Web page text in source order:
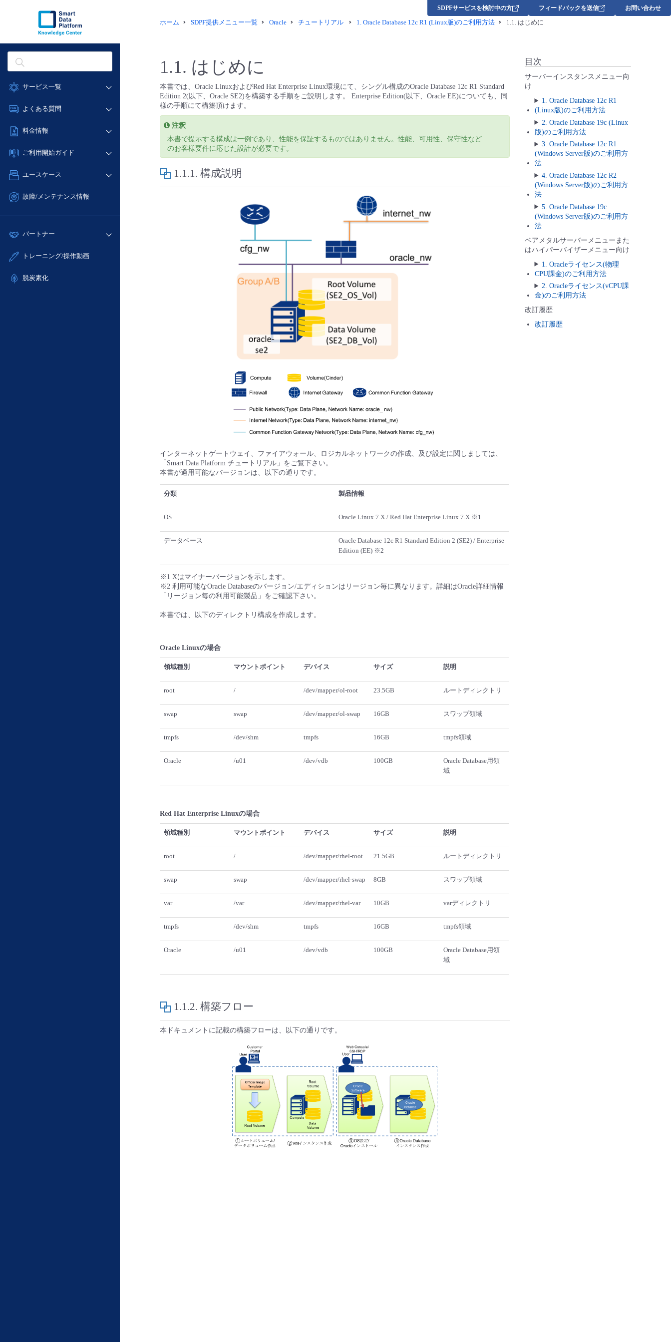
サービス一覧
データ利活用
ネットワーク
IoT
サポート
管理機能
よくある質問
データ利活用
ネットワーク
IoT
サポート
管理機能
すべてのメニューを見る
料金情報
料金シミュレーター
クラウド/サーバー
ネットワーク
サポート
すべてのメニューを見る
ご利用開始ガイド
■ 管理機能
- 初期設定・確認
- ユーザー機能の管理
- APIリファレンス
ユースケース
- バックアップ
- IoT
- ITインフラストラクチャー
故障/メンテナンス情報
サービス稼働状況
故障/メンテナンス履歴
定期メンテナンス
パートナー
販売パートナー向けプログラム
トレーニング/操作動画
脱炭素化
SDPFサービスを検討中の方 フィードバックを送信 お問い合わせ
ホーム SDPF提供メニュー一覧 Oracle チュートリアル 1. Oracle Database 12c R1 (Linux版)のご利用方法 1.1. はじめに
1.1. はじめに
本書では、Oracle LinuxおよびRed Hat Enterprise Linux環境にて、シングル構成のOracle Database 12c R1 Standard
Edition 2(以下、Oracle SE2)を構築する手順をご説明します。 Enterprise Edition(以下、Oracle EE)についても、同
様の手順にて構築頂けます。
注釈
本書で提示する構成は一例であり、性能を保証するものではありません。性能、可用性、保守性など
のお客様要件に応じた設計が必要です。
1.1.1. 構成説明
インターネットゲートウェイ、ファイアウォール、ロジカルネットワークの作成、及び設定に関しましては、
「Smart Data Platform チュートリアル」をご覧下さい。
本書が適用可能なバージョンは、以下の通りです。
分類 製品情報
OS Oracle Linux 7.X / Red Hat Enterprise Linux 7.X ※1
データベース
Oracle Database 12c R1 Standard Edition 2 (SE2) / Enterprise
Edition (EE) ※2
※1 Xはマイナーバージョンを示します。
※2 利用可能なOracle Databaseのバージョン/エディションはリージョン毎に異なります。詳細はOracle詳細情報
「リージョン毎の利用可能製品」をご確認下さい。
本書では、以下のディレクトリ構成を作成します。
Oracle Linuxの場合
領域種別 マウントポイント デバイス サイズ 説明
root / /dev/mapper/ol-root 23.5GB ルートディレクトリ
swap swap /dev/mapper/ol-swap 16GB スワップ領域
tmpfs /dev/shm tmpfs 16GB tmpfs領域
Oracle /u01 /dev/vdb 100GB
Oracle Database用領
域
Red Hat Enterprise Linuxの場合
領域種別 マウントポイント デバイス サイズ 説明
root / /dev/mapper/rhel-root 21.5GB ルートディレクトリ
swap swap /dev/mapper/rhel-swap 8GB スワップ領域
var /var /dev/mapper/rhel-var 10GB varディレクトリ
tmpfs /dev/shm tmpfs 16GB tmpfs領域
Oracle /u01 /dev/vdb 100GB
Oracle Database用領
域
1.1.2. 構築フロー
本ドキュメントに記載の構築フローは、以下の通りです。
目次
サーバーインスタンスメニュー向
け
1. Oracle Database 12c R1
(Linux版)のご利用方法
2. Oracle Database 19c (Linux
版)のご利用方法
3. Oracle Database 12c R1
(Windows Server版)のご利用方
法
4. Oracle Database 12c R2
(Windows Server版)のご利用方
法
5. Oracle Database 19c
(Windows Server版)のご利用方
法
ベアメタルサーバーメニューまた
はハイパーバイザーメニュー向け
1. Oracleライセンス(物理
CPU課金)のご利用方法
2. Oracleライセンス(vCPU課
金)のご利用方法
改訂履歴
改訂履歴